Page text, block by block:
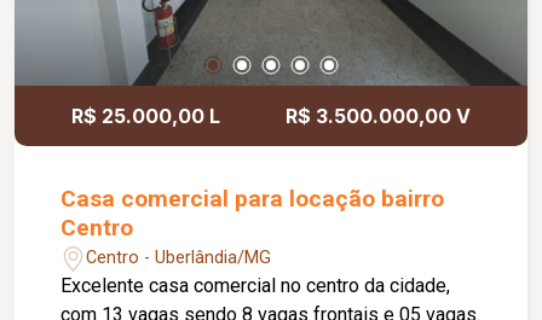
R$ 25.000,00 L R$ 3.500.000,00 V
Casa comercial para locação bairro
Centro
Centro - Uberlândia/MG
Excelente casa comercial no centro da cidade,
com 13 vagas sendo 8 vagas frontais e 05 vagas.